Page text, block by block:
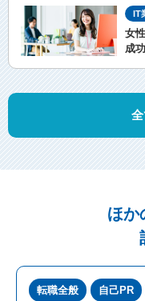
IT
女
成
ほか
転職全般 自己PR